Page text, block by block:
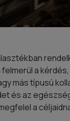
a kérdés,
más típusú
és az
a